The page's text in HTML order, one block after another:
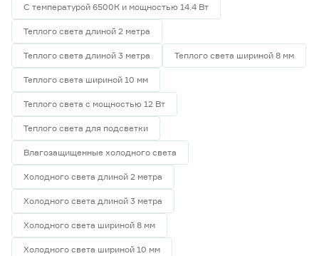
С температурой 6500К и мощностью 14.4 Вт
Теплого света длиной 2 метра
Теплого света длиной 3 метра Теплого света шириной 8 мм
Теплого света шириной 10 мм
Теплого света с мощностью 12 Вт
Теплого света для подсветки
Влагозащищенные холодного света
Холодного света длиной 2 метра
Холодного света длиной 3 метра
Холодного света шириной 8 мм
Холодного света шириной 10 мм